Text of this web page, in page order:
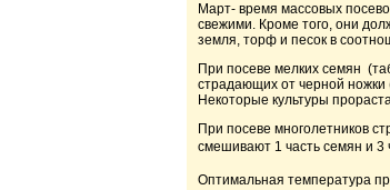
Март- время массовых
свежими. Кроме того, они
земля, торф и песок в
При посеве мелких семян
страдающих от черной ножки
Некоторые культуры
При посеве многолетников
смешивают 1 часть семян и
Оптимальная температура